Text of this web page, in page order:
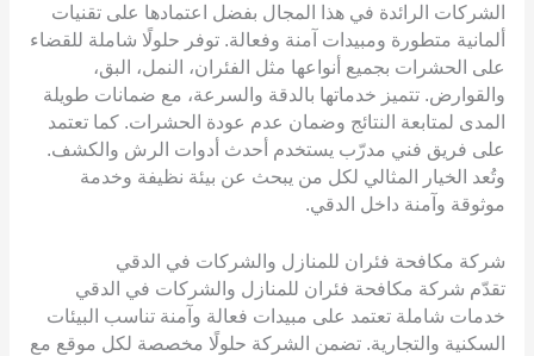
الشركات الرائدة في هذا المجال بفضل اعتمادها على تقنيات
ألمانية متطورة ومبيدات آمنة وفعالة. توفر حلولًا شاملة للقضاء
على الحشرات بجميع أنواعها مثل الفئران، النمل، البق،
والقوارض. تتميز خدماتها بالدقة والسرعة، مع ضمانات طويلة
المدى لمتابعة النتائج وضمان عدم عودة الحشرات. كما تعتمد
على فريق فني مدرّب يستخدم أحدث أدوات الرش والكشف.
وتُعد الخيار المثالي لكل من يبحث عن بيئة نظيفة وخدمة
موثوقة وآمنة داخل الدقي.
شركة مكافحة فئران للمنازل والشركات في الدقي
تقدّم شركة مكافحة فئران للمنازل والشركات في الدقي
خدمات شاملة تعتمد على مبيدات فعالة وآمنة تناسب البيئات
السكنية والتجارية. تضمن الشركة حلولًا مخصصة لكل موقع مع